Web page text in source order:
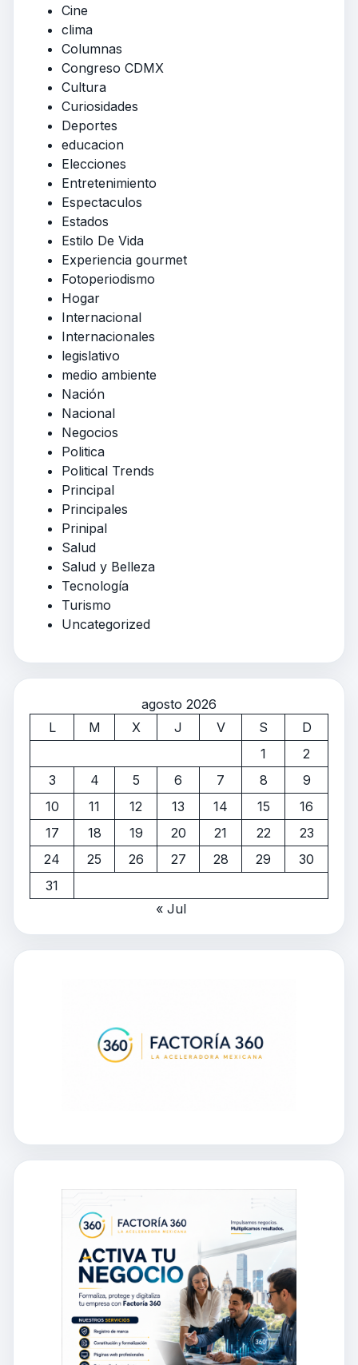
Cine
clima
Columnas
Congreso CDMX
Cultura
Curiosidades
Deportes
educacion
Elecciones
Entretenimiento
Espectaculos
Estados
Estilo De Vida
Experiencia gourmet
Fotoperiodismo
Hogar
Internacional
Internacionales
legislativo
medio ambiente
Nación
Nacional
Negocios
Politica
Political Trends
Principal
Principales
Prinipal
Salud
Salud y Belleza
Tecnología
Turismo
Uncategorized
agosto 2026
L
M X J V S
D
1
2
3
4 5 6 7 8
9
10
11 12 13 14 15
16
17
18 19 20 21 22
23
24
25 26 27 28 29
30
31
« Jul